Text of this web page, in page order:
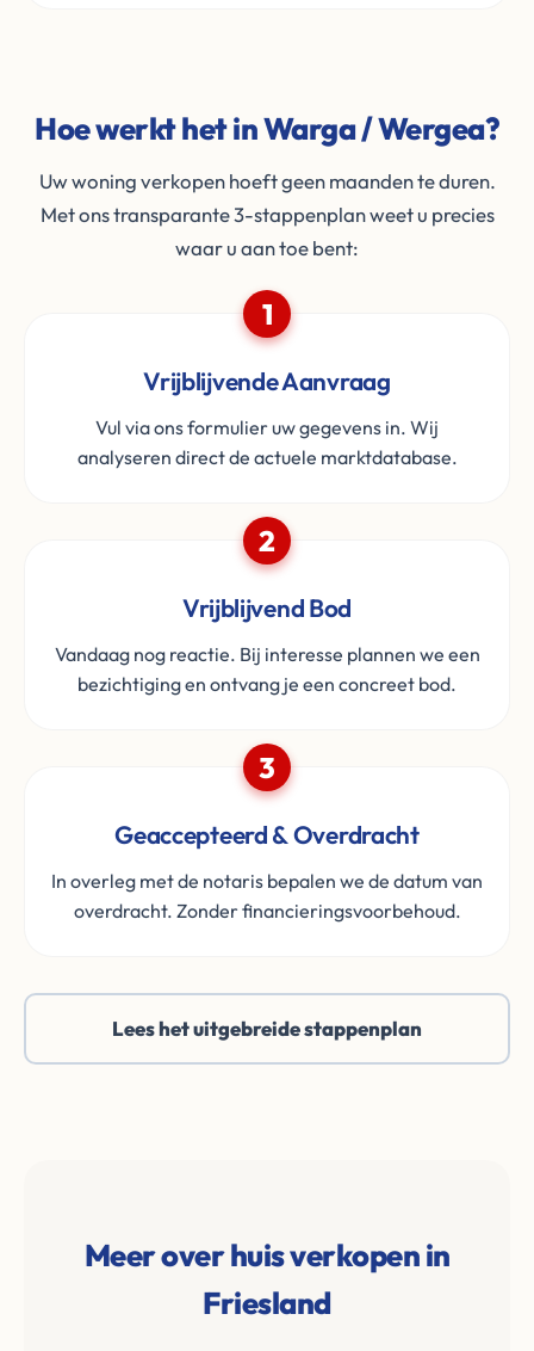
Hoe werkt het in Warga / Wergea?
Uw woning verkopen hoeft geen maanden te duren.
Met ons transparante 3-stappenplan weet u precies
waar u aan toe bent:
1
Vrijblijvende Aanvraag
Vul via ons formulier uw gegevens in. Wij
analyseren direct de actuele marktdatabase.
2
Vrijblijvend Bod
Vandaag nog reactie. Bij interesse plannen we een
bezichtiging en ontvang je een concreet bod.
3
Geaccepteerd & Overdracht
In overleg met de notaris bepalen we de datum van
overdracht. Zonder financieringsvoorbehoud.
Lees het uitgebreide stappenplan
Meer over huis verkopen in
Friesland